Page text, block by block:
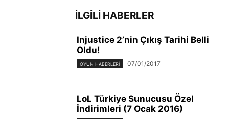
İLGİLİ HABERLER
Injustice 2’nin Çıkış Tarihi Belli
Oldu!
OYUN HABERLERI 07/01/2017
LoL Türkiye Sunucusu Özel
İndirimleri (7 Ocak 2016)